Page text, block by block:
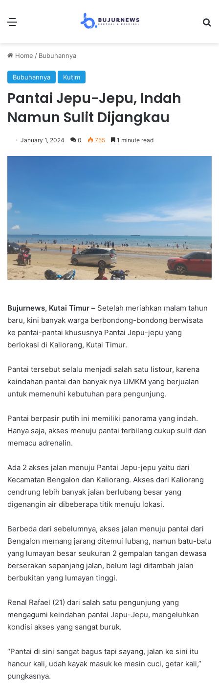
Menu
Home / Bubuhannya
Bubuhannya Kutim
Pantai Jepu-Jepu, Indah
Namun Sulit Dijangkau
January 1, 2024 0 755 1 minute read
Bujurnews, Kutai Timur – Setelah meriahkan malam tahun
baru, kini banyak warga berbondong-bondong berwisata
ke pantai-pantai khususnya Pantai Jepu-jepu yang
berlokasi di Kaliorang, Kutai Timur.
Pantai tersebut selalu menjadi salah satu listour, karena
keindahan pantai dan banyak nya UMKM yang berjualan
untuk memenuhi kebutuhan para pengunjung.
Pantai berpasir putih ini memiliki panorama yang indah.
Hanya saja, akses menuju pantai terbilang cukup sulit dan
memacu adrenalin.
Ada 2 akses jalan menuju Pantai Jepu-jepu yaitu dari
Kecamatan Bengalon dan Kaliorang. Akses dari Kaliorang
cendrung lebih banyak jalan berlubang besar yang
digenangin air dibeberapa titik menuju lokasi.
Berbeda dari sebelumnya, akses jalan menuju pantai dari
Bengalon memang jarang ditemui lubang, namun batu-batu
yang lumayan besar seukuran 2 gempalan tangan dewasa
berserakan sepanjang jalan, belum lagi ditambah jalan
berbukitan yang lumayan tinggi.
Renal Rafael (21) dari salah satu pengunjung yang
mengagumi keindahan pantai Jepu-Jepu, mengeluhkan
kondisi akses yang sangat buruk.
“Pantai di sini sangat bagus tapi sayang, jalan ke sini itu
hancur kali, udah kayak masuk ke mesin cuci, getar kali,”
pungkasnya.